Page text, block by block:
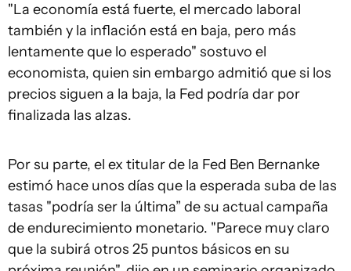
"La economía está fuerte, el mercado laboral
también y la inflación está en baja, pero más
lentamente que lo esperado" sostuvo el
economista, quien sin embargo admitió que si los
precios siguen a la baja, la Fed podría dar por
finalizada las alzas.
Por su parte, el ex titular de la Fed Ben Bernanke
estimó hace unos días que la esperada suba de las
tasas "podría ser la última” de su actual campaña
de endurecimiento monetario. "Parece muy claro
que la subirá otros 25 puntos básicos en su